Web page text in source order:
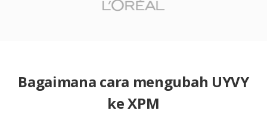
Bagaimana cara mengubah UYVY
ke XPM